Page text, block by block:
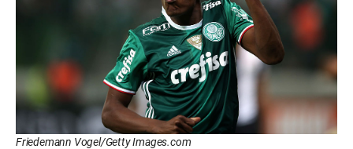
Friedemann Vogel/Getty Images.com